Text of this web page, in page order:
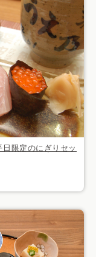
日限定のにぎりセッ